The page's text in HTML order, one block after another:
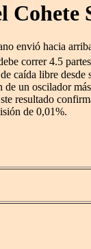
Cohete
envió hacia
correr 4.5
caída libre desde
un oscilador
resultado
de 0,01%.